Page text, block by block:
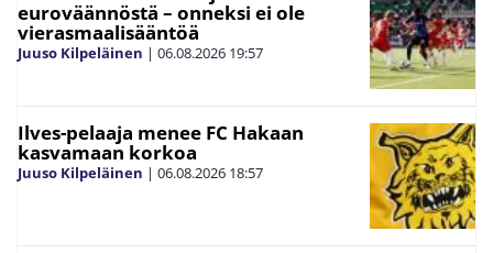
euroväännöstä – onneksi ei ole
vierasmaalisääntöä
Juuso Kilpeläinen | 06.08.2026 19:57
Ilves-pelaaja menee FC Hakaan
kasvamaan korkoa
Juuso Kilpeläinen | 06.08.2026 18:57